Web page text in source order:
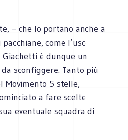
– che lo portano anche a
come l’uso
è dunque un
sconfiggere. Tanto più
Movimento 5 stelle,
a fare scelte
eventuale squadra di